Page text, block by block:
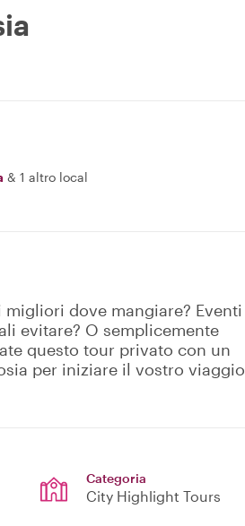
& 1 altro local
dove mangiare? Eventi
evitare? O semplicemente
questo tour privato con un
per iniziare il vostro viaggio
Categoria
City Highlight Tours